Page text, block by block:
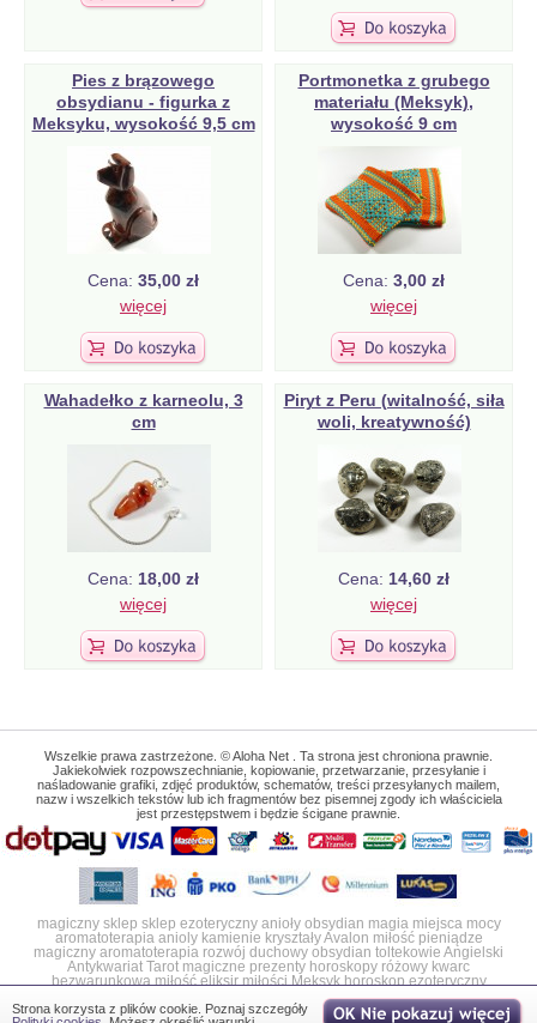
Strona korzysta z plików cookie. Poznaj szczegóły
Pies z brązowego
obsydianu - figurka z
Meksyku, wysokość 9,5 cm
Cena: 35,00 zł
więcej
Portmonetka z grubego
materiału (Meksyk),
wysokość 9 cm
Cena: 3,00 zł
więcej
Wahadełko z karneolu, 3
cm
Cena: 18,00 zł
więcej
Piryt z Peru (witalność, siła
woli, kreatywność)
Cena: 14,60 zł
więcej
Wszelkie prawa zastrzeżone. © Aloha Net . Ta strona jest chroniona prawnie.
Jakiekolwiek rozpowszechnianie, kopiowanie, przetwarzanie, przesyłanie i
naśladowanie grafiki, zdjęć produktów, schematów, treści przesyłanych mailem,
nazw i wszelkich tekstów lub ich fragmentów bez pisemnej zgody ich właściciela
jest przestępstwem i będzie ścigane prawnie.
magiczny sklep sklep ezoteryczny anioły obsydian magia miejsca mocy
aromatoterapia anioly kamienie kryształy Avalon miłość pieniądze
magiczny aromatoterapia rozwój duchowy obsydian toltekowie Angielski
Antykwariat
Tarot magiczne prezenty horoskopy różowy kwarc
bezwarunkowa miłośćeliksir miłościMeksyk horoskop ezoteryczny